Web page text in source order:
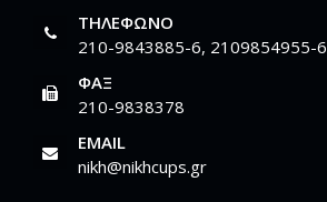
ΤΗΛΈΦΩΝΟ
210-9843885-6, 2109854955-6
ΦΑΞ
210-9838378
EMAIL
nikh@nikhcups.gr